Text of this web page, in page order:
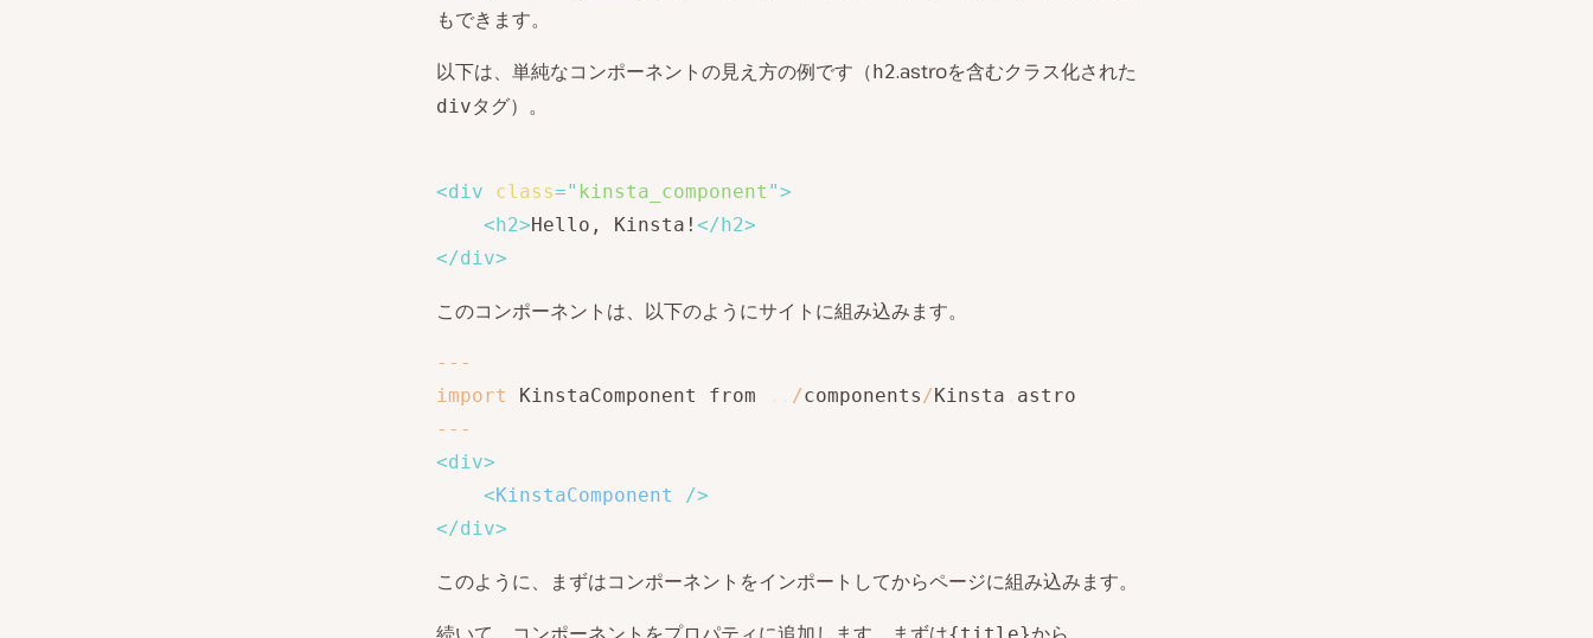
もできます。
以下は、単純なコンポーネントの見え方の例です（h2.astroを含むクラス化された
divタグ）。
<div class=" kinsta_component ">
<h2>Hello, Kinsta! </h2>
</div>
このコンポーネントは、以下のようにサイトに組み込みます。
-- -
import
KinstaComponent from /components/Kinsta
-- -
<div>
<KinstaComponent
/>
</div>
このように、まずはコンポーネントをインポートしてからページに組み込みます。